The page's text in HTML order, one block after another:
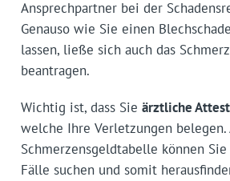
Ansprechpartner bei der
Genauso wie Sie einen
lassen, ließe sich auch das
beantragen.
Wichtig ist, dass Sie ärztliche
welche Ihre Verletzungen belegen.
Schmerzensgeldtabelle können
Fälle suchen und somit